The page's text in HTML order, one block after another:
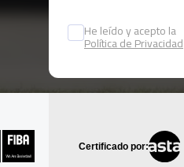
He leído y acepto la
Política de Privacidad
Certificado por: